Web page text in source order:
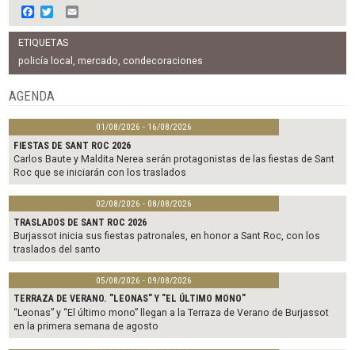
F
a
c
e
b
o
o
k
w
i
t
t
e
m
a
l
ETIQUETAS
policía local , mercado, condecoraciones
AGENDA
01/08/2026 - 16/08/2026
FIESTAS DE SANT ROC 2026
Carlos Baute y Maldita Nerea serán protagonistas de las fiestas de Sant
Roc que se iniciarán con los traslados
02/08/2026 - 08/08/2026
TRASLADOS DE SANT ROC 2026
Burjassot inicia sus fiestas patronales, en honor a Sant Roc, con los
traslados del santo
05/08/2026 - 09/08/2026
TERRAZA DE VERANO. "LEONAS" Y "EL ÚLTIMO MONO"
“Leonas” y “El último mono” llegan a la Terraza de Verano de Burjassot
en la primera semana de agosto